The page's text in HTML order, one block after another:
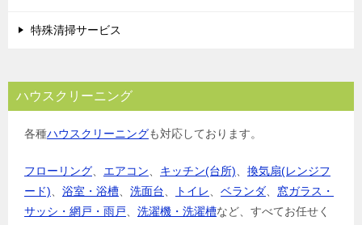
特殊清掃サービス
ハウスクリーニング
各種ハウスクリーニングも対応しております。
フローリング エアコン キッチン(台所)
換気扇(レンジフ
ード)
浴室・浴槽 洗面台 トイレ ベランダ
窓ガラス・
サッシ・網戸・雨戸
洗濯機・洗濯槽など、すべてお任せく